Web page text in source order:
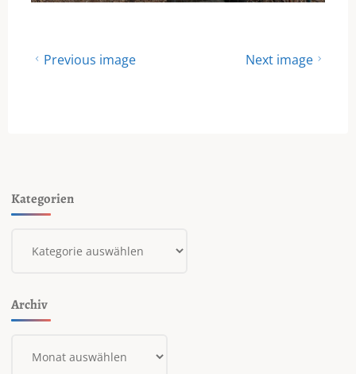
Previous image Next image
Kategorien
Archiv